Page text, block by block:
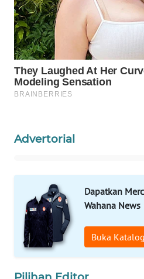
Advertorial
Dapatkan
Wahana News
Buka Katalog
WAHANA
SPORT
WAHANA
UMKM
WAHANA
WAHANA
WAHANA
OTOMOTIF
WAHANA
HEALTH
WAHANA